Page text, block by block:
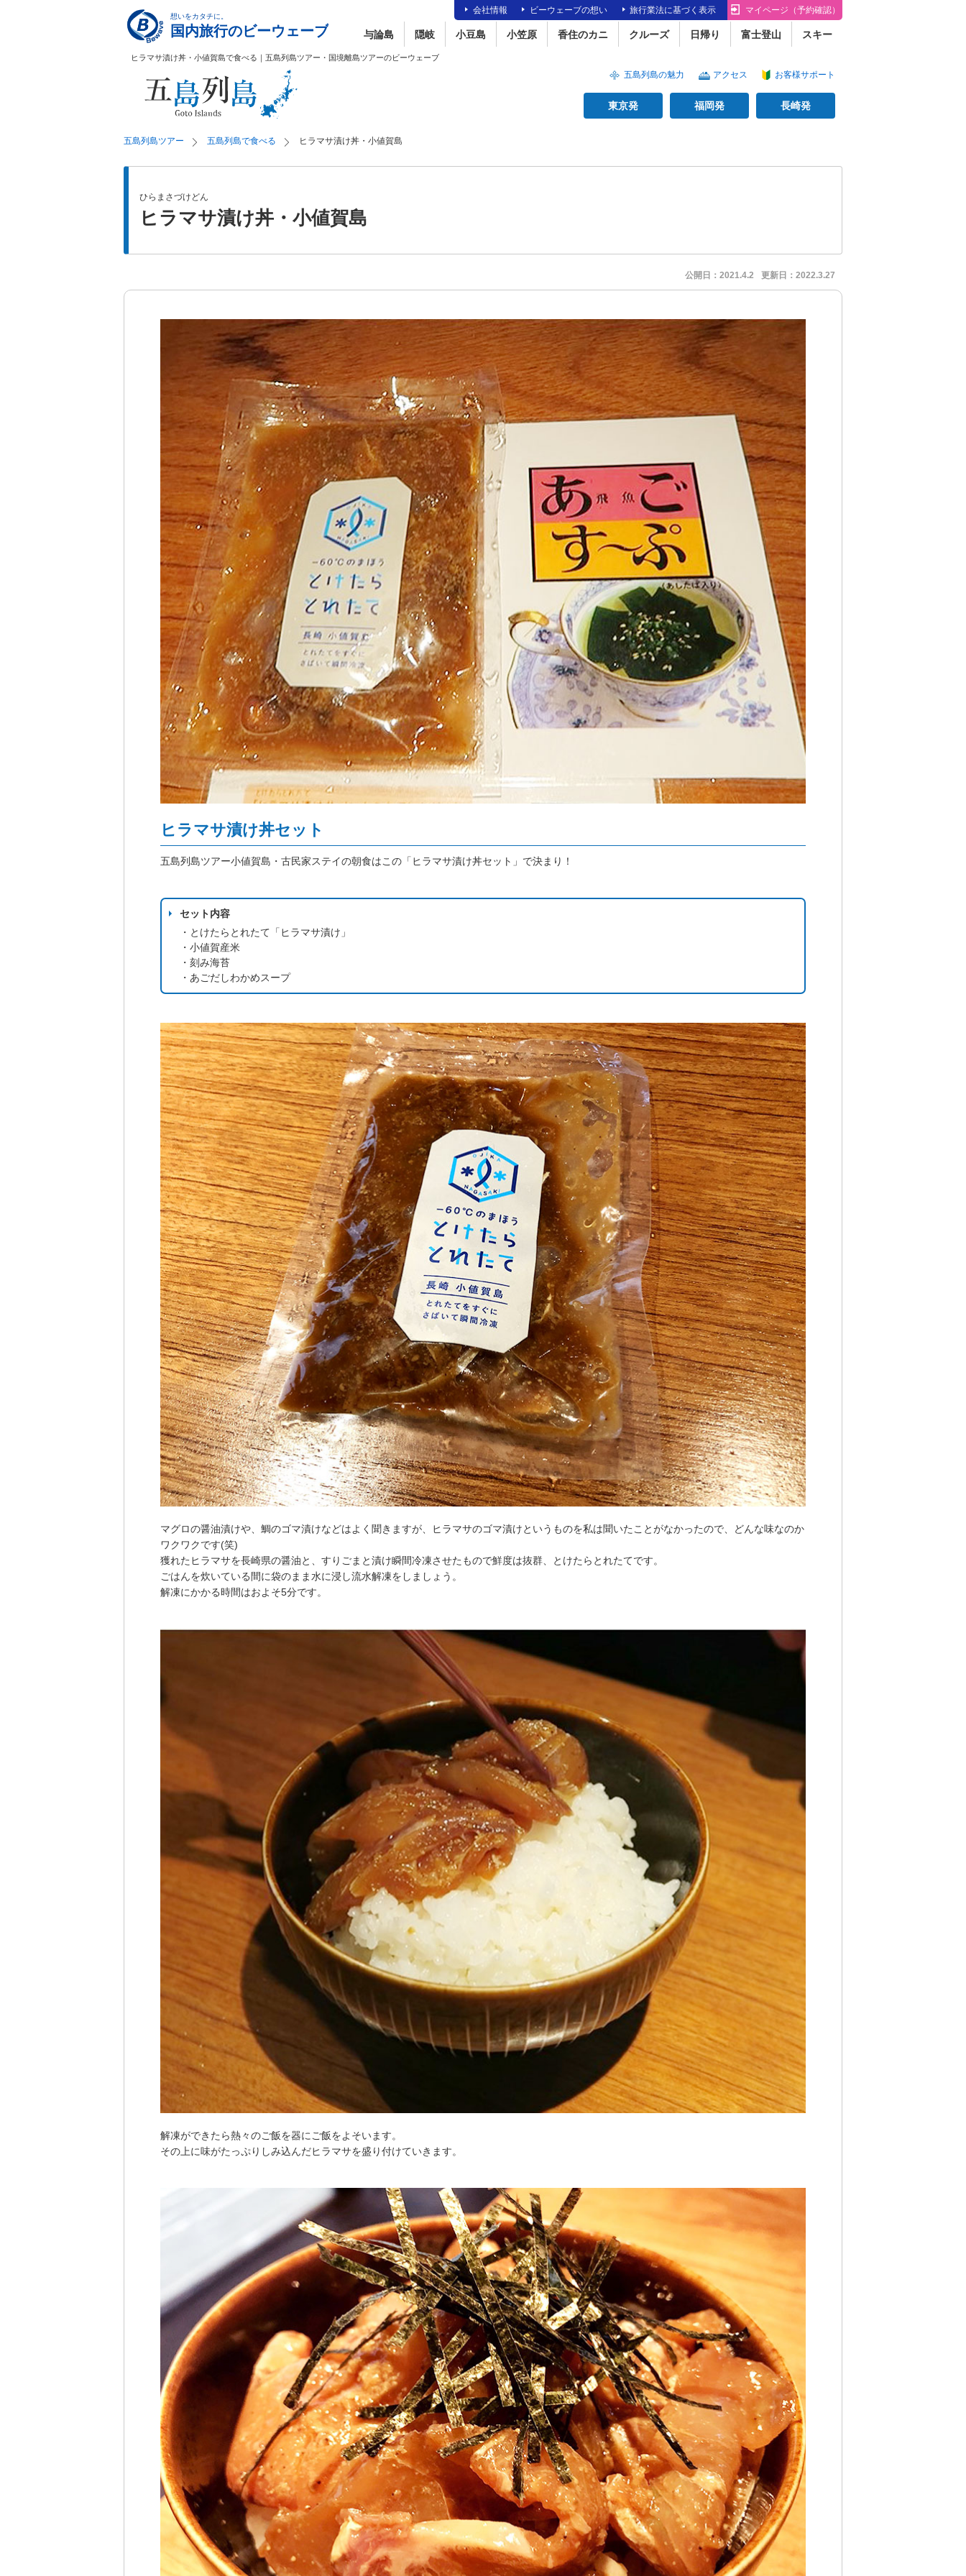
会社情報 ビーウェーブの想い 旅行業法に基づく表示 マイページ（予約確認）
与論島 隠岐 小豆島 小笠原 香住のカニ クルーズ 日帰り 富士登山 スキー
ヒラマサ漬け丼・小値賀島で食べる｜五島列島ツアー・国境離島ツアーのビーウェーブ
五島列島の魅力 アクセス お客様サポート
東京発 福岡発 長崎発
五島列島ツアー 五島列島で食べる ヒラマサ漬け丼・小値賀島
ひらまさづけどん
ヒラマサ漬け丼・小値賀島
公開日： 2021.4.2 更新日： 2022.3.27
ヒラマサ漬け丼セット
五島列島ツアー小値賀島・古民家ステイの朝食はこの「ヒラマサ漬け丼セット」で決まり！
セット内容
・とけたらとれたて「ヒラマサ漬け」
・小値賀産米
・刻み海苔
・あごだしわかめスープ
マグロの醤油漬けや、鯛のゴマ漬けなどはよく聞きますが、ヒラマサのゴマ漬けというものを私は聞いたことがなかったので、どんな味なのか
ワクワクです(笑)
獲れたヒラマサを長崎県の醤油と、すりごまと漬け瞬間冷凍させたもので鮮度は抜群、とけたらとれたてです。
ごはんを炊いている間に袋のまま水に浸し流水解凍をしましょう。
解凍にかかる時間はおよそ5分です。
解凍ができたら熱々のご飯を器にご飯をよそいます。
その上に味がたっぷりしみ込んだヒラマサを盛り付けていきます。